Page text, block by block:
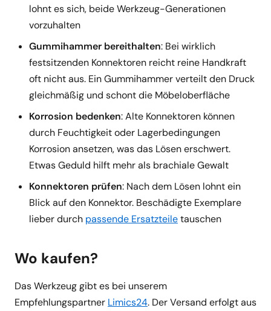
lohnt es sich, beide Werkzeug-Generationen
vorzuhalten
Gummihammer bereithalten: Bei wirklich
festsitzenden Konnektoren reicht reine Handkraft
oft nicht aus. Ein Gummihammer verteilt den Druck
gleichmäßig und schont die Möbeloberfläche
Korrosion bedenken: Alte Konnektoren können
durch Feuchtigkeit oder Lagerbedingungen
Korrosion ansetzen, was das Lösen erschwert.
Etwas Geduld hilft mehr als brachiale Gewalt
Konnektoren prüfen: Nach dem Lösen lohnt ein
Blick auf den Konnektor. Beschädigte Exemplare
lieber durch passende Ersatzteiletauschen
Wo kaufen?
Das Werkzeug gibt es bei unserem
Empfehlungspartner Limics24. Der Versand erfolgt aus